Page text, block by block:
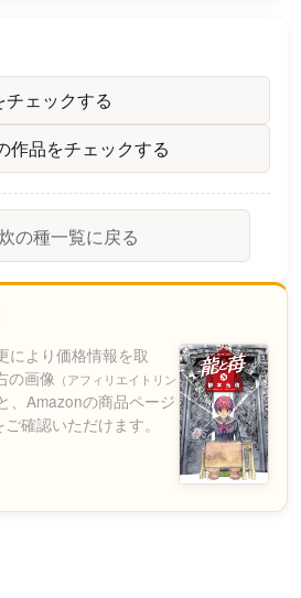
ェックする
作品をチェックする
の種一覧に戻る
により価格情報を取
の画像 （アフィリエイトリン
、Amazonの商品ページ
確認いただけます。